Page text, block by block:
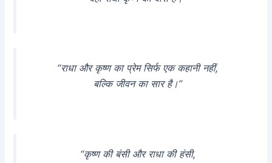
“राधा और कृष्ण का प्रेम सिर्फ एक कहानी नहीं,
बल्कि जीवन का सार है।”
“कृष्ण की बंसी और राधा की हंसी,